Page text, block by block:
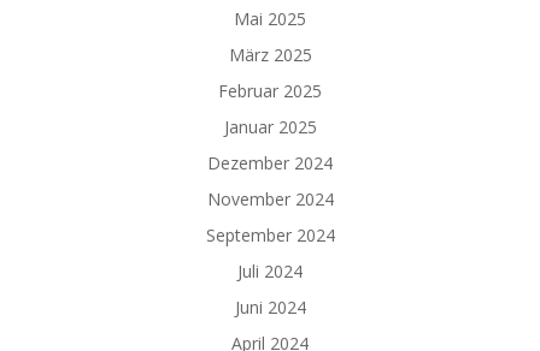
Mai 2025
März 2025
Februar 2025
Januar 2025
Dezember 2024
November 2024
September 2024
Juli 2024
Juni 2024
April 2024